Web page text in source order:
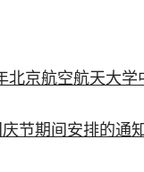
北京航空航天大
节期间安排的通知